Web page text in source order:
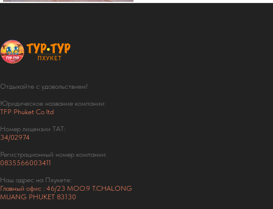
Отдыхайте с удовольствием!
Юридическое название компании:
TFP Phuket Co ltd
Номер лицензии ТАТ:
34/02974
Регистрационный номер компании:
0835566003411
Наш адрес на Пхукете:
Главный офис : 46/23 MOO.9 T.CHALONG
MUANG PHUKET 83130